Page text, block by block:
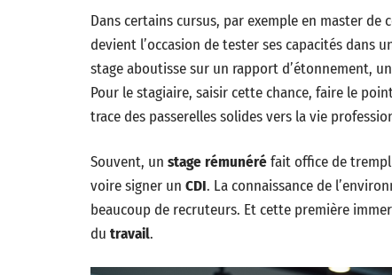
Dans certains cursus, par exemple en master
devient l’occasion de tester ses capacités dans
stage aboutisse sur un rapport d’étonnement,
Pour le stagiaire, saisir cette chance, faire le
trace des passerelles solides vers la vie
Souvent, un stage rémunéréfait office de
voire signer un CDI. La connaissance de
beaucoup de recruteurs. Et cette première
du travail.